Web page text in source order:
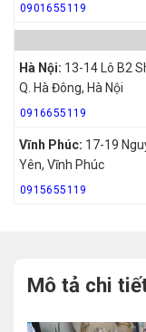
0901655119
Hà Nội: 13-14 Lô B2
Q. Hà Đông, Hà Nội
0916655119
Vĩnh Phúc: 17-19
Yên, Vĩnh Phúc
0915655119
Mô tả chi